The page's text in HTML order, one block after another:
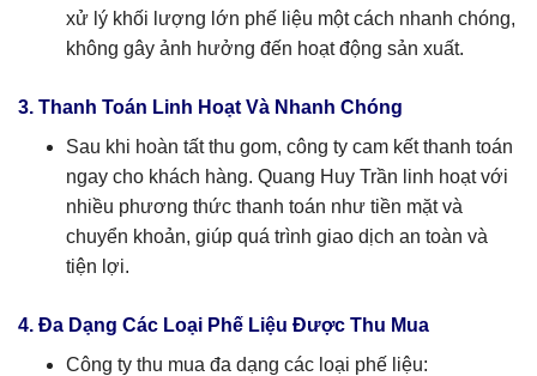
xử lý khối lượng lớn phế liệu một cách nhanh chóng,
không gây ảnh hưởng đến hoạt động sản xuất.
3. Thanh Toán Linh Hoạt Và Nhanh Chóng
Sau khi hoàn tất thu gom, công ty cam kết thanh toán
ngay cho khách hàng. Quang Huy Trần linh hoạt với
nhiều phương thức thanh toán như tiền mặt và
chuyển khoản, giúp quá trình giao dịch an toàn và
tiện lợi.
4. Đa Dạng Các Loại Phế Liệu Được Thu Mua
Công ty thu mua đa dạng các loại phế liệu: